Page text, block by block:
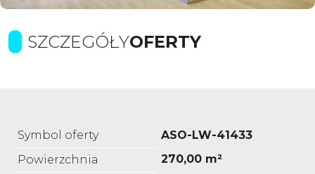
SZCZEGÓŁYOFERTY
Symbol oferty
ASO-LW-41433
Powierzchnia
270,00 m²